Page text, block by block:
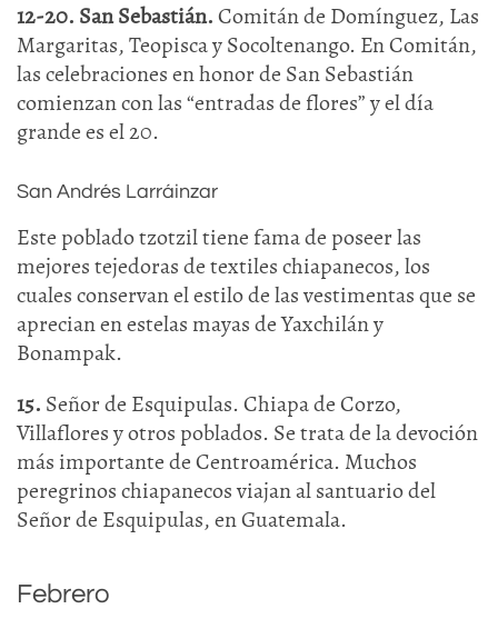
12-20. San Sebastián.Comitán de Domínguez, Las
Margaritas, Teopisca y Socoltenango. En Comitán,
las celebraciones en honor de San Sebastián
comienzan con las “entradas de flores” y el día
grande es el 20.
San Andrés Larráinzar
Este poblado tzotzil tiene fama de poseer las
mejores tejedoras de textiles chiapanecos, los
cuales conservan el estilo de las vestimentas que se
aprecian en estelas mayas de Yaxchilán y
Bonampak.
15. Señor de Esquipulas. Chiapa de Corzo,
Villaflores y otros poblados. Se trata de la devoción
más importante de Centroamérica. Muchos
peregrinos chiapanecos viajan al santuario del
Señor de Esquipulas, en Guatemala.
Febrero